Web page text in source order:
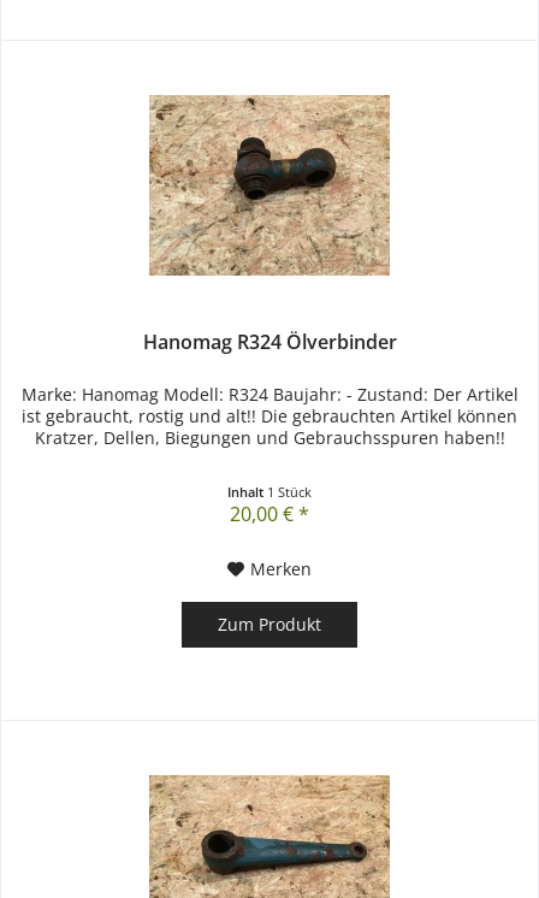
Hanomag R324 Ölverbinder
Marke: Hanomag Modell: R324 Baujahr: - Zustand: Der Artikel
ist gebraucht, rostig und alt!! Die gebrauchten Artikel können
Kratzer, Dellen, Biegungen und Gebrauchsspuren haben!!
Inhalt 1 Stück
20,00 € *
Merken
Zum Produkt